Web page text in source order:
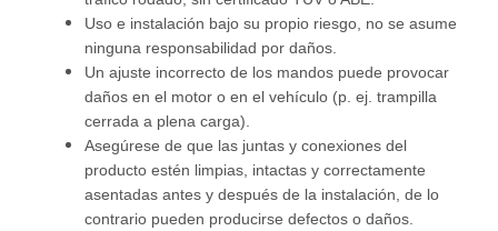
Uso e instalación bajo su propio riesgo, no se asume
ninguna responsabilidad por daños.
Un ajuste incorrecto de los mandos puede provocar
daños en el motor o en el vehículo (p. ej. trampilla
cerrada a plena carga).
Asegúrese de que las juntas y conexiones del
producto estén limpias, intactas y correctamente
asentadas antes y después de la instalación, de lo
contrario pueden producirse defectos o daños.